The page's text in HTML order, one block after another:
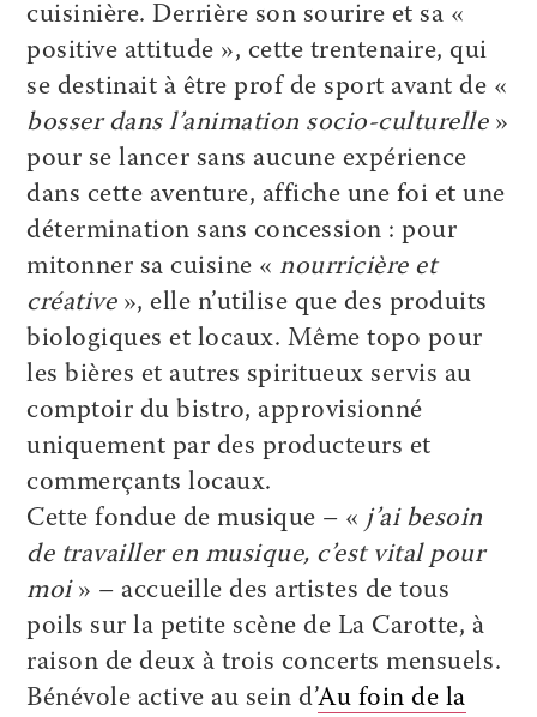
cuisinière. Derrière son sourire et sa «
positive attitude », cette trentenaire, qui
se destinait à être prof de sport avant de «
bosser dans l’animation socio-culturelle»
pour se lancer sans aucune expérience
dans cette aventure, affiche une foi et une
détermination sans concession : pour
mitonner sa cuisine « nourricière et
créative», elle n’utilise que des produits
biologiques et locaux. Même topo pour
les bières et autres spiritueux servis au
comptoir du bistro, approvisionné
uniquement par des producteurs et
commerçants locaux.
Cette fondue de musique – « j’ai besoin
de travailler en musique, c’est vital pour
moi» – accueille des artistes de tous
poils sur la petite scène de La Carotte, à
raison de deux à trois concerts mensuels.
Bénévole active au sein d’Au foin de la